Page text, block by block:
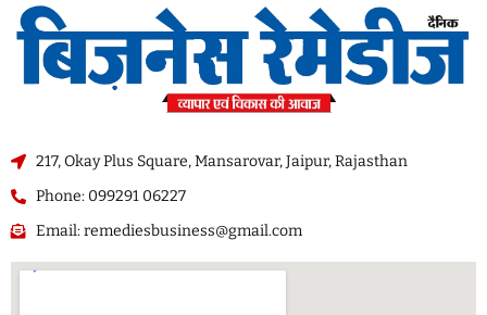
217, Okay Plus Square, Mansarovar, Jaipur, Rajasthan
Phone: 099291 06227
Email: remediesbusiness@gmail.com